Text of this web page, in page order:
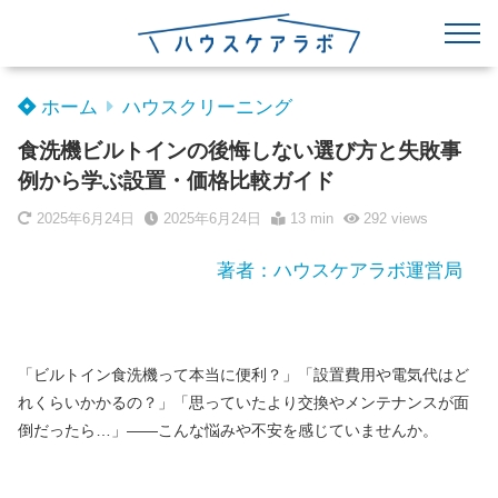
ホーム ハウスクリーニング
食洗機ビルトインの後悔しない選び方と失敗事
例から学ぶ設置・価格比較ガイド
2025年6月24日 2025年6月24日 13 min 292views
著者：ハウスケアラボ運営局
「ビルトイン食洗機って本当に便利？」「設置費用や電気代はど
れくらいかかるの？」「思っていたより交換やメンテナンスが面
倒だったら…」――こんな悩みや不安を感じていませんか。